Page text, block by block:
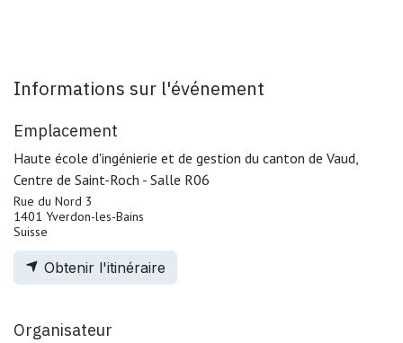
Informations sur l'événement
Emplacement
Haute école d'ingénierie et de gestion du canton de Vaud,
Centre de Saint-Roch - Salle R06
Rue du Nord 3
1401 Yverdon-les-Bains
Suisse
Obtenir l'itinéraire
Organisateur